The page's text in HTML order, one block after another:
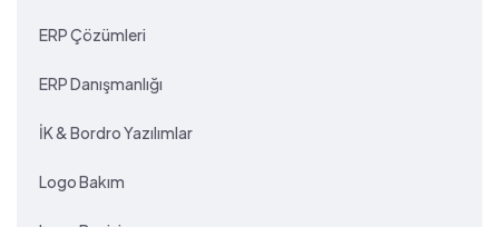
ERP Çözümleri
ERP Danışmanlığı
İK & Bordro Yazılımlar
Logo Bakım